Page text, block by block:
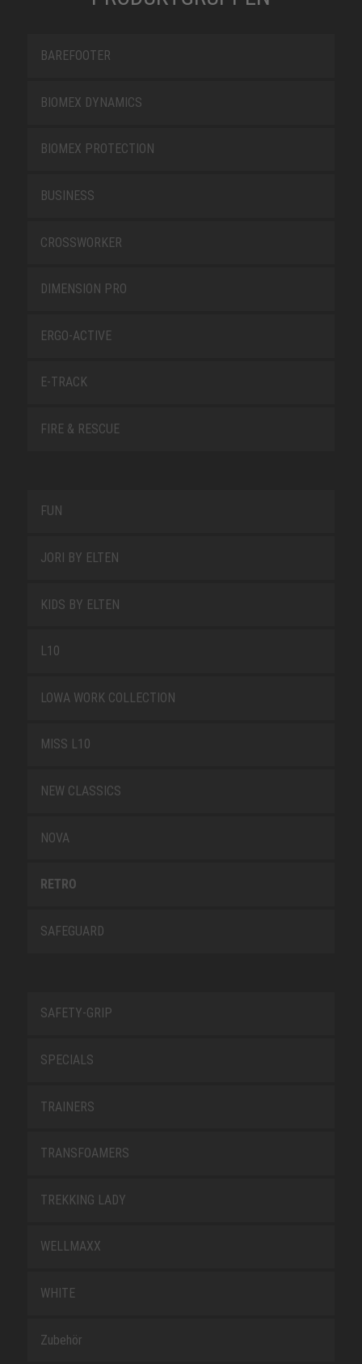
BAREFOOTER
BIOMEX DYNAMICS
BIOMEX PROTECTION
BUSINESS
CROSSWORKER
DIMENSION PRO
ERGO-ACTIVE
E-TRACK
FIRE & RESCUE
FUN
JORI BY ELTEN
KIDS BY ELTEN
L10
LOWA WORK COLLECTION
MISS L10
NEW CLASSICS
NOVA
RETRO
SAFEGUARD
SAFETY-GRIP
SPECIALS
TRAINERS
TRANSFOAMERS
TREKKING LADY
WELLMAXX
WHITE
Zubehör